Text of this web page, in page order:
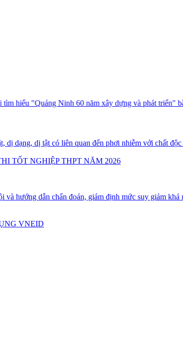
Ninh 60 năm xây dựng và phát triển" bằng hình
dạng, dị tật có liên quan đến phơi nhiễm với chất
TỐT NGHIỆP THPT NĂM 2026
hướng dẫn chẩn đoán, giám định mức suy giảm khả
VNEID